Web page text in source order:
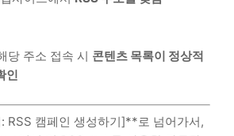
당 주소 접속 시 콘텐츠 목록이 정상적
인
RSS 캠페인 생성하기]**로 넘어가서,